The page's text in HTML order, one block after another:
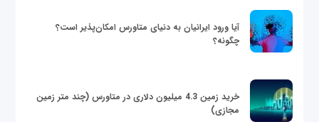
آیا ورود ایرانیان به دنیای متاورس امکان‌پذیر است؟
چگونه؟
خرید زمین 4.3 میلیون دلاری در متاورس (چند متر زمین
مجازی)